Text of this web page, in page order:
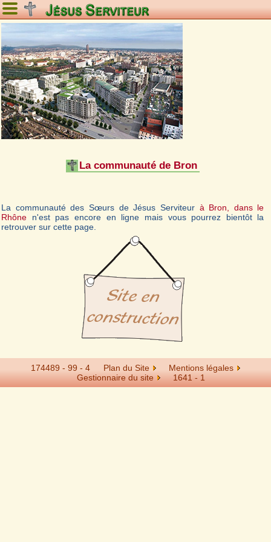
La communauté de Bron
La communauté des Sœurs de Jésus Serviteur à Bron, dans le
Rhône n'est pas encore en ligne mais vous pourrez bientôt la
retrouver sur cette page.
174489 - 99 - 4 Plan du Site
Mentions légales
Gestionnaire du site
1641 - 1